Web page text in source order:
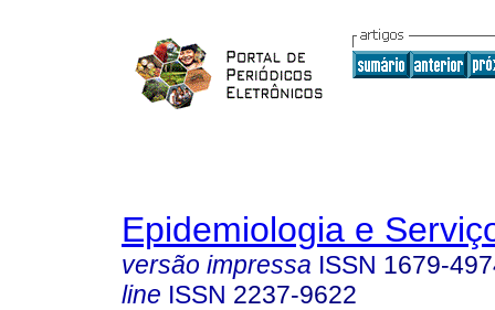
Epidemiologia e
versão impressa ISSN 1679-
line ISSN 2237-9622